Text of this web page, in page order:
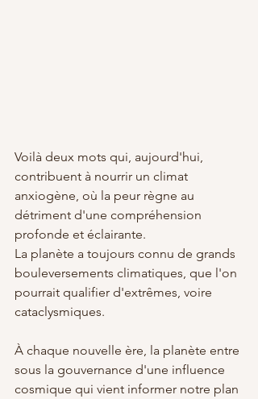
Voilà deux mots qui, aujourd'hui,
contribuent à nourrir un climat
anxiogène, où la peur règne au
détriment d'une compréhension
profonde et éclairante.
La planète a toujours connu de grands
bouleversements climatiques, que l'on
pourrait qualifier d'extrêmes, voire
cataclysmiques.
À chaque nouvelle ère, la planète entre
sous la gouvernance d'une influence
cosmique qui vient informer notre plan